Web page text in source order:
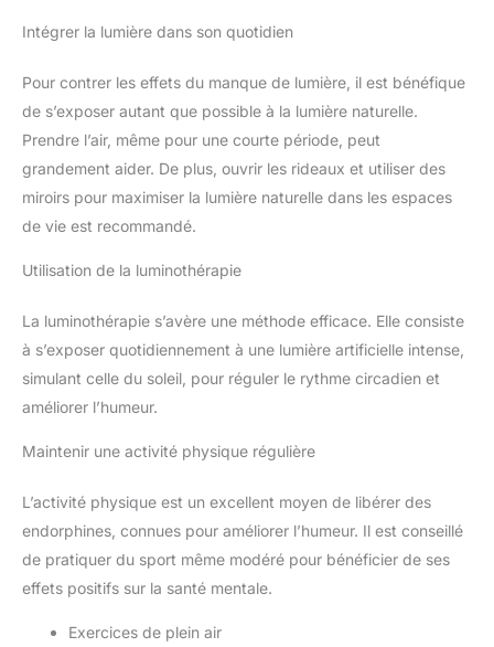
Intégrer la lumière dans son quotidien
Pour contrer les effets du manque de lumière, il est bénéfique
de s’exposer autant que possible à la lumière naturelle.
Prendre l’air, même pour une courte période, peut
grandement aider. De plus, ouvrir les rideaux et utiliser des
miroirs pour maximiser la lumière naturelle dans les espaces
de vie est recommandé.
Utilisation de la luminothérapie
La luminothérapie s’avère une méthode efficace. Elle consiste
à s’exposer quotidiennement à une lumière artificielle intense,
simulant celle du soleil, pour réguler le rythme circadien et
améliorer l’humeur.
Maintenir une activité physique régulière
L’activité physique est un excellent moyen de libérer des
endorphines, connues pour améliorer l’humeur. Il est conseillé
de pratiquer du sport même modéré pour bénéficier de ses
effets positifs sur la santé mentale.
Exercices de plein air